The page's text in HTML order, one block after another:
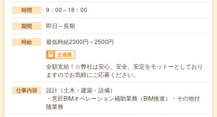
時間 9：00～18：00
期間 即日～長期
時給 最低時給2300円～2500円
交通費
全額支給！☆弊社は安心、安全、安定をモットーとしており
ますのでお気軽にご応募ください。
仕事内容
設計（土木・建築・設備）
・意匠BIMオペレーション補助業務（BIM推進）・その他付
随業務